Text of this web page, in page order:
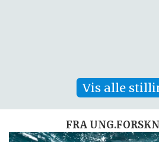
Vis alle
FRA